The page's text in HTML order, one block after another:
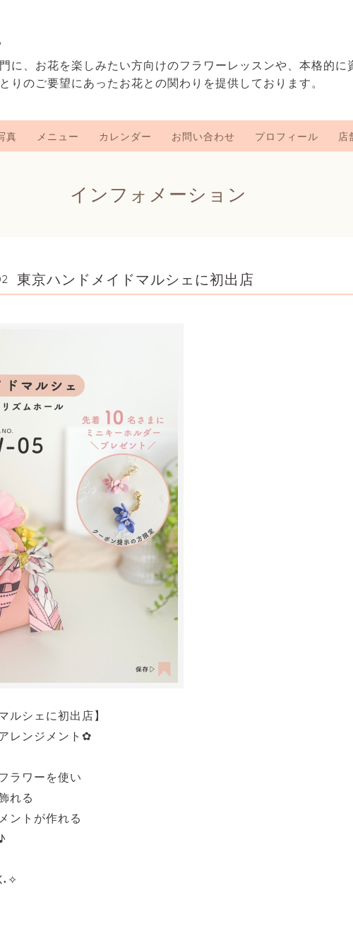
に、お花を楽しみたい方向けのフラワーレッスンや、本格的に
のご要望にあったお花との関わりを提供しております。
真 メニュー カレンダー お問い合わせ プロフィール 店
インフォメーション
東京ハンドメイドマルシェに初出店
ルシェに初出店】
レンジメント✿
ラワーを使い
れる
ントが作れる